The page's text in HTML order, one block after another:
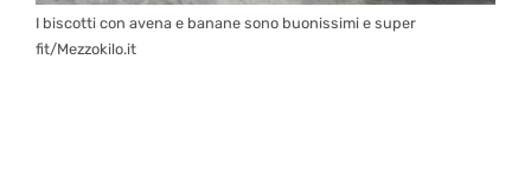
I biscotti con avena e banane sono buonissimi e super
fit/Mezzokilo.it